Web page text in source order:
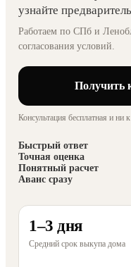
узнайте
Работаем по СПб и
согласования условий.
Получить
Консультация бесплатная и ни
Быстрый ответ
Точная оценка
Понятный расчет
Аванс сразу
1–3 дня
Средний срок выкупа дома